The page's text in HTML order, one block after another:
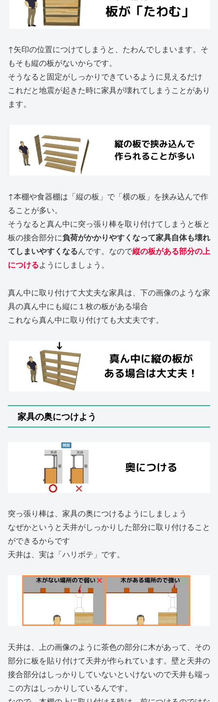
↑矢印の位置につけてしまうと、たわんでしまいます。そ
もそも縦の板がないからです。
そうなると固定がしっかりできているように見えるだけ
これだと地震が起きた時に家具が壊れてしまうことがあり
ます。
↑本棚や食器棚は「縦の板」で「横の板」を挟み込んで作
ることが多い。
そうなると真ん中に突っ張り棒を取り付けてしまうと板と
板の接合部分に負荷がかかりやすくなって家具自体も壊れ
てしまいやすくなるんです。なので縦の板がある部分の上
につけるようにしましょう。
真ん中に取り付けて大丈夫な家具は、下の画像のような家
具の真ん中にも縦に１枚の板がある場合
これなら真ん中に取り付けても大丈夫です。
家具の奥につけよう
突っ張り棒は、家具の奥につけるようにしましょう
なぜかというと天井がしっかりした部分に取り付けること
ができるからです
天井は、実は「ハリボテ」です。
天井は、上の画像のように茶色の部分に木があって、その
部分に板を貼り付けて天井が作られています。壁と天井の
接合部分はしっかりしていないといけないので天井も端っ
この方はしっかりしているんです。